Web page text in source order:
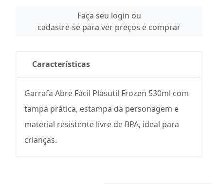
Faça seu login ou
cadastre-se para ver preços e comprar
Características
Garrafa Abre Fácil Plasutil Frozen 530ml com
tampa prática, estampa da personagem e
material resistente livre de BPA, ideal para
crianças.